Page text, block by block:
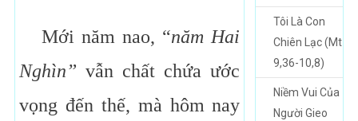
Mới năm nao, “năm Hai
Nghìn”vẫn chất chứa ước
vọng đến thế, mà hôm nay
Tôi Là Con
Chiên Lạc (Mt
9,36-10,8)
Niềm Vui Của
Người Gieo